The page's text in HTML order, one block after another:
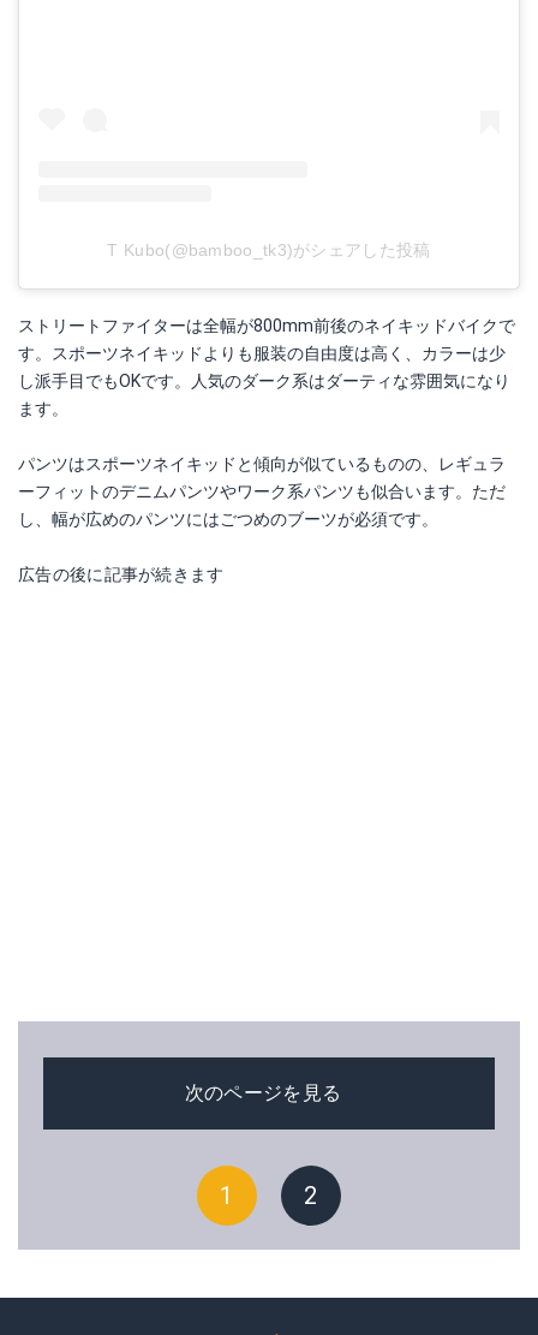
T Kubo(@bamboo_tk3)がシェアした投稿
ストリートファイターは全幅が800mm前後のネイキッドバイクで
す。スポーツネイキッドよりも服装の自由度は高く、カラーは少
し派手目でもOKです。人気のダーク系はダーティな雰囲気になり
ます。
パンツはスポーツネイキッドと傾向が似ているものの、レギュラ
ーフィットのデニムパンツやワーク系パンツも似合います。ただ
し、幅が広めのパンツにはごつめのブーツが必須です。
広告の後に記事が続きます
次のページを見る
1 2